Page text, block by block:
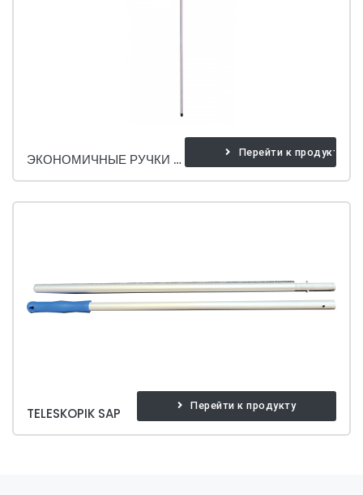
ЭКОНОМИЧНЫЕ РУЧКИ (МЕТАЛЛИЧЕСКИЕ) Перейти к продукту
TELESKOPIK SAP Перейти к продукту